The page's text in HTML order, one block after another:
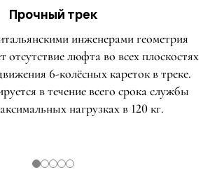
Прочный трек
инженерами геометрия
отсутствие люфта во всех плоскостях
6-колёсных кареток в треке.
в течение всего срока службы
нагрузках в 120 кг.